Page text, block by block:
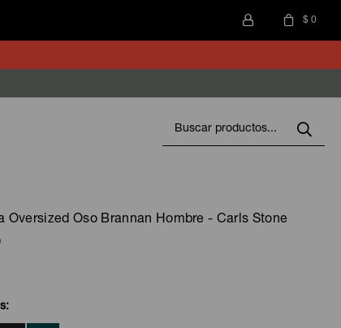
$ 0
Oversized Oso Brannan Hombre - Carls Stone